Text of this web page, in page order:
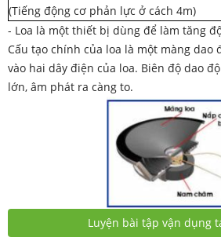
(Tiếng động cơ phản lực ở cách 4m)
- Loa là một thiết bị dùng để làm tăng
Cấu tạo chính của loa là một màng dao
vào hai dây điện của loa. Biên độ dao
lớn, âm phát ra càng to.
Luyện bài tập vận dụng